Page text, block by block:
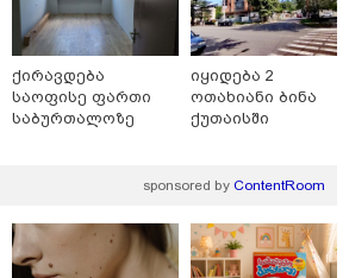
დაკავებული ნია იმნაძე
დროებითი მოთავსების
ქირავდება
საოფისე ფართი
საბურთალოზე
იყიდება 2
ოთახიანი ბინა
ქუთაისში
sponsored by ContentRoom